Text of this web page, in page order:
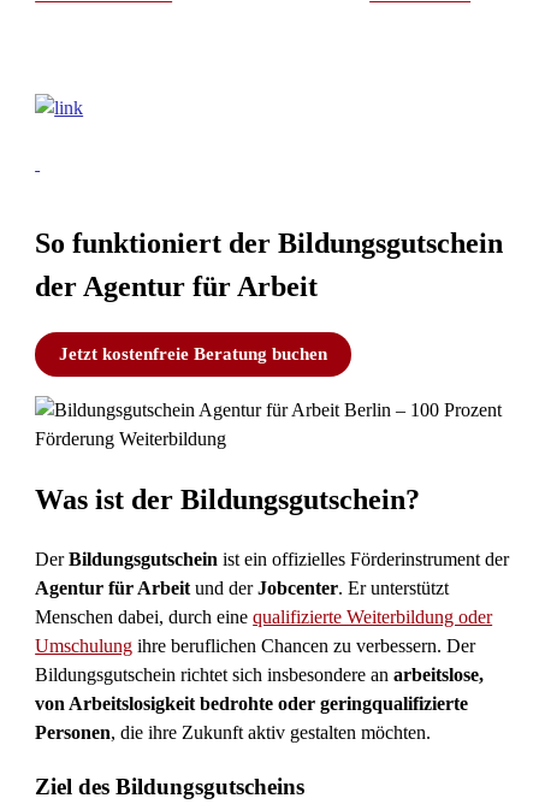
So funktioniert der Bildungsgutschein
der Agentur für Arbeit
Jetzt kostenfreie Beratung buchen
Was ist der Bildungsgutschein?
DerBildungsgutschein ist ein offizielles Förderinstrument der
Agentur für Arbeit und derJobcenter. Er unterstützt
Menschen dabei, durch einequalifizierte Weiterbildung oder
Umschulung ihre beruflichen Chancen zu verbessern. Der
Bildungsgutschein richtet sich insbesondere anarbeitslose,
von Arbeitslosigkeit bedrohte oder geringqualifizierte
Personen, die ihre Zukunft aktiv gestalten möchten.
Ziel des Bildungsgutscheins